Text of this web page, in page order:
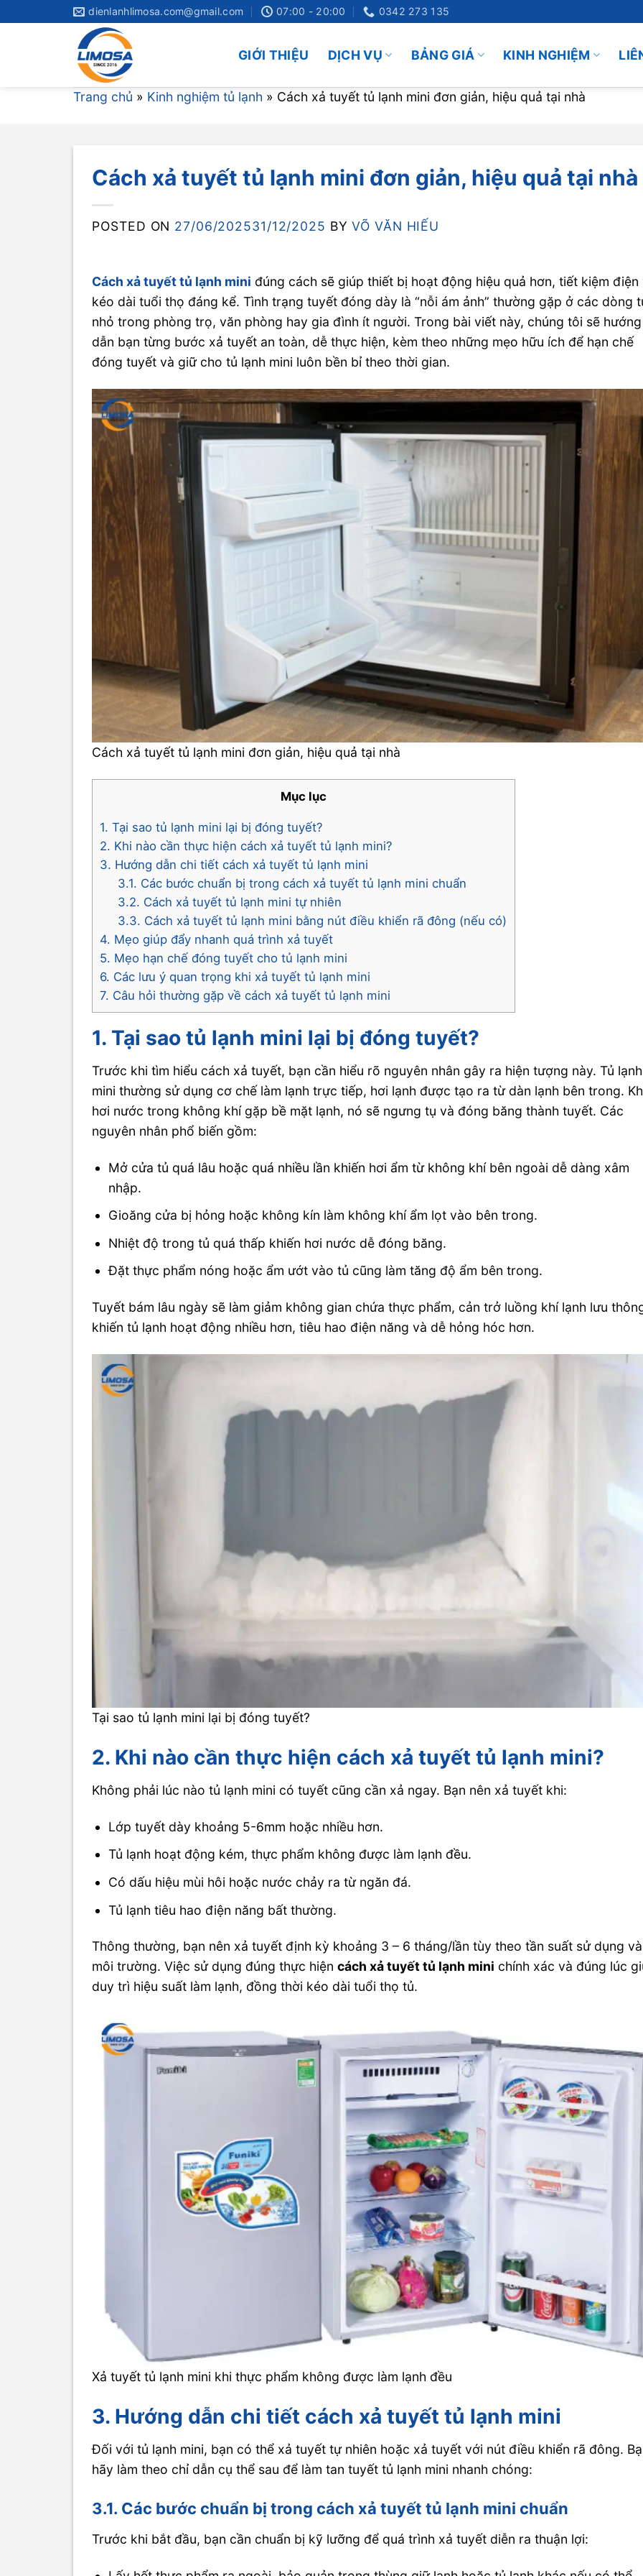
dienlanhlimosa.com@gmail.com 07:00 - 20:00 0342 273 135
GIỚI THIỆU DỊCH VỤ BẢNG GIÁ KINH NGHIỆM
Trang chủ » Kinh nghiệm tủ lạnh » Cách xả tuyết tủ lạnh mini đơn giản, hiệu quả tại nhà
Cách xả tuyết tủ lạnh mini đơn giản, hiệu quả tại nhà
POSTED ON 27/06/202531/12/2025 BYVÕ VĂN HIẾU
Cách xả tuyết tủ lạnh mini đúng cách sẽ giúp thiết bị hoạt động hiệu quả hơn, tiết kiệm điện
kéo dài tuổi thọ đáng kể. Tình trạng tuyết đóng dày là “nỗi ám ảnh” thường gặp ở các dòng
nhỏ trong phòng trọ, văn phòng hay gia đình ít người. Trong bài viết này, chúng tôi sẽ hướng
dẫn bạn từng bước xả tuyết an toàn, dễ thực hiện, kèm theo những mẹo hữu ích để hạn chế
đóng tuyết và giữ cho tủ lạnh mini luôn bền bỉ theo thời gian.
Cách xả tuyết tủ lạnh mini đơn giản, hiệu quả tại nhà
Mục lục
1. Tại sao tủ lạnh mini lại bị đóng tuyết?
2. Khi nào cần thực hiện cách xả tuyết tủ lạnh mini?
3. Hướng dẫn chi tiết cách xả tuyết tủ lạnh mini
3.1. Các bước chuẩn bị trong cách xả tuyết tủ lạnh mini chuẩn
3.2. Cách xả tuyết tủ lạnh mini tự nhiên
3.3. Cách xả tuyết tủ lạnh mini bằng nút điều khiển rã đông (nếu có)
4. Mẹo giúp đẩy nhanh quá trình xả tuyết
5. Mẹo hạn chế đóng tuyết cho tủ lạnh mini
6. Các lưu ý quan trọng khi xả tuyết tủ lạnh mini
7. Câu hỏi thường gặp về cách xả tuyết tủ lạnh mini
1. Tại sao tủ lạnh mini lại bị đóng tuyết?
Trước khi tìm hiểu cách xả tuyết, bạn cần hiểu rõ nguyên nhân gây ra hiện tượng này. Tủ lạnh
mini thường sử dụng cơ chế làm lạnh trực tiếp, hơi lạnh được tạo ra từ dàn lạnh bên trong.
hơi nước trong không khí gặp bề mặt lạnh, nó sẽ ngưng tụ và đóng băng thành tuyết. Các
nguyên nhân phổ biến gồm:
Mở cửa tủ quá lâu hoặc quá nhiều lần khiến hơi ẩm từ không khí bên ngoài dễ dàng xâm
nhập.
Gioăng cửa bị hỏng hoặc không kín làm không khí ẩm lọt vào bên trong.
Nhiệt độ trong tủ quá thấp khiến hơi nước dễ đóng băng.
Đặt thực phẩm nóng hoặc ẩm ướt vào tủ cũng làm tăng độ ẩm bên trong.
Tuyết bám lâu ngày sẽ làm giảm không gian chứa thực phẩm, cản trở luồng khí lạnh lưu
khiến tủ lạnh hoạt động nhiều hơn, tiêu hao điện năng và dễ hỏng hóc hơn.
Tại sao tủ lạnh mini lại bị đóng tuyết?
2. Khi nào cần thực hiện cách xả tuyết tủ lạnh mini?
Không phải lúc nào tủ lạnh mini có tuyết cũng cần xả ngay. Bạn nên xả tuyết khi:
Lớp tuyết dày khoảng 5-6mm hoặc nhiều hơn.
Tủ lạnh hoạt động kém, thực phẩm không được làm lạnh đều.
Có dấu hiệu mùi hôi hoặc nước chảy ra từ ngăn đá.
Tủ lạnh tiêu hao điện năng bất thường.
Thông thường, bạn nên xả tuyết định kỳ khoảng 3 – 6 tháng/lần tùy theo tần suất sử dụng và
môi trường. Việc sử dụng đúng thực hiệncách xả tuyết tủ lạnh mini chính xác và đúng lúc
duy trì hiệu suất làm lạnh, đồng thời kéo dài tuổi thọ tủ.
Xả tuyết tủ lạnh mini khi thực phẩm không được làm lạnh đều
3. Hướng dẫn chi tiết cách xả tuyết tủ lạnh mini
Đối với tủ lạnh mini, bạn có thể xả tuyết tự nhiên hoặc xả tuyết với nút điều khiển rã đông.
hãy làm theo chỉ dẫn cụ thể sau để làm tan tuyết tủ lạnh mini nhanh chóng:
3.1. Các bước chuẩn bị trong cách xả tuyết tủ lạnh mini chuẩn
Trước khi bắt đầu, bạn cần chuẩn bị kỹ lưỡng để quá trình xả tuyết diễn ra thuận lợi: